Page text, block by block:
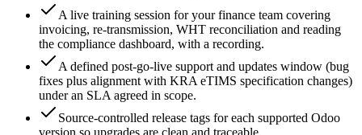
A live training session for your finance team covering
invoicing, re-transmission, WHT reconciliation and reading
the compliance dashboard, with a recording.
A defined post-go-live support and updates window (bug
fixes plus alignment with KRA eTIMS specification changes)
under an SLA agreed in scope.
Source-controlled release tags for each supported Odoo
version so upgrades are clean and traceable.